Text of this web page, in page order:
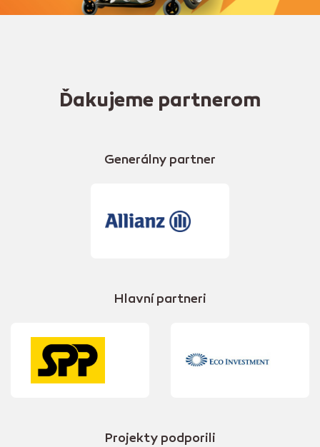
Ďakujeme partnerom
Generálny partner
Hlavní partneri
Projekty podporili